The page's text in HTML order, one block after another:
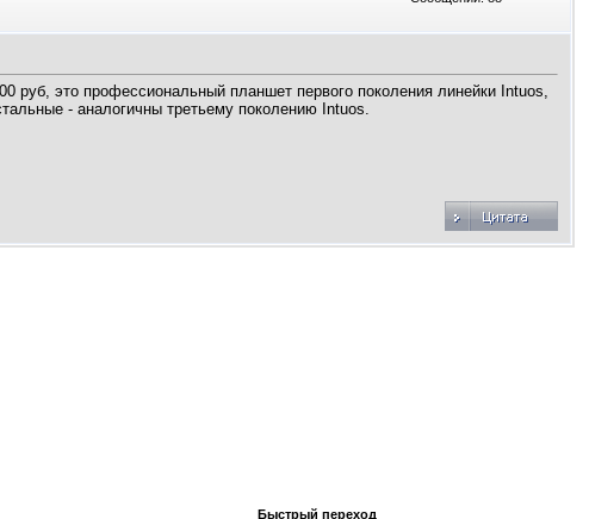
руб, это профессиональный планшет первого поколения линейки Intuos,
- аналогичны третьему поколению Intuos.
Быстрый переход